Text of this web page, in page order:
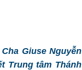
Giuse Nguyễn
Trung tâm Thánh